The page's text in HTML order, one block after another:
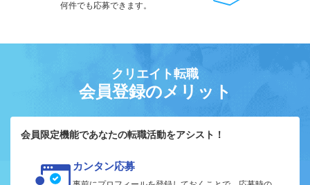
何件でも応募できます。
クリエイト転職
会員登録のメリット
会員限定機能であなたの転職活動をアシスト！
カンタン応募